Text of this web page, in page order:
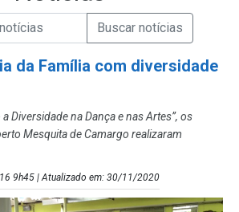
Busca de Notícias
de informaçõesEnviar a Busca de Notícias
da Família com diversidade
Diversidade na Dança e nas Artes”, os
Mesquita de Camargo realizaram
9h45 | Atualizado em: 30/11/2020